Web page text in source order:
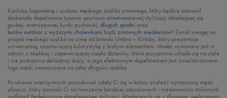
Kochasz logomanię i szukasz męskiego szalika zimowego, który będzie stanowił
doskonałe dopełnienie typowo sportowo-streetwearowej stylizacji składającej się
grubej, oversizeowej kurtki puchówki, długich spodni oraz
butów outdoor z wyższymi cholewkami bądź zimowych sneakersów? Zwróć uwagę na
projekt męskiego szalika na zimę od brandu Umbro – Kirkiby, który prezentuje
uniwersalną, czarno-szarą kolorystykę z białymi elementami. Model wykonany jest w
całości z miękkiej i zapewniającej ciepło dzianiny, która przyjemnie układa się na ciele
i nie podrażnia delikatnej skóry, a jego efektownym dopełnieniem jest zwielokrotnione
logo marki umieszczone na całej długości szalika.
Po okresie intensywnych poszukiwań udało Ci się w końcu znaleźć wymarzony męski
płaszcz, który pozwoli Ci na tworzenie bardziej casualowych i niesamowicie stylowych